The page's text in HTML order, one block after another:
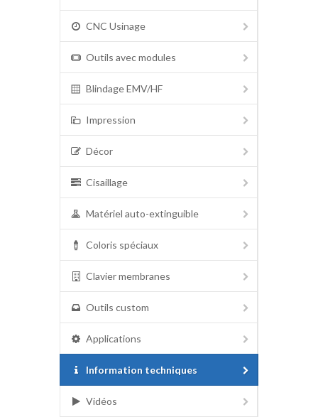
CNC Usinage
Outils avec modules
Blindage EMV/HF
Impression
Décor
Cisaillage
Matériel auto-extinguible
Coloris spéciaux
Clavier membranes
Outils custom
Applications
Information techniques
Vidéos